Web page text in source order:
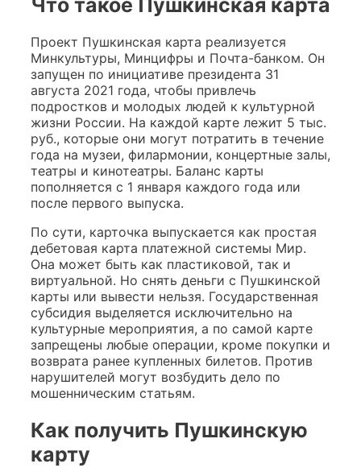
Что такое Пушкинская карта
Проект Пушкинская карта реализуется
Минкультуры, Минцифры и Почта-банком. Он
запущен по инициативе президента 31
августа 2021 года, чтобы привлечь
подростков и молодых людей к культурной
жизни России. На каждой карте лежит 5 тыс.
руб., которые они могут потратить в течение
года на музеи, филармонии, концертные залы,
театры и кинотеатры. Баланс карты
пополняется с 1 января каждого года или
после первого выпуска.
По сути, карточка выпускается как простая
дебетовая карта платежной системы Мир.
Она может быть как пластиковой, так и
виртуальной. Но снять деньги с Пушкинской
карты или вывести нельзя. Государственная
субсидия выделяется исключительно на
культурные мероприятия, а по самой карте
запрещены любые операции, кроме покупки и
возврата ранее купленных билетов. Против
нарушителей могут возбудить дело по
мошенническим статьям.
Как получить Пушкинскую
карту